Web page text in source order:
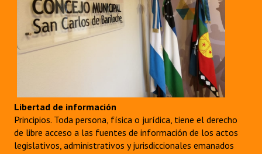
Libertad de información
Principios. Toda persona, física o jurídica, tiene el derecho
de libre acceso a las fuentes de información de los actos
legislativos, administrativos y jurisdiccionales emanados